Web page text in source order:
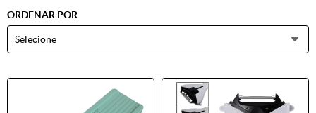
ORDENAR POR
Selecione